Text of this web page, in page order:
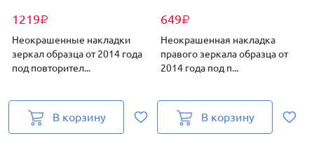
1219₽
Неокрашенные накладки
зеркал образца от 2014 года
под повторител...
В корзину
649₽
Неокрашенная накладка
правого зеркала образца от
2014 года под п...
В корзину